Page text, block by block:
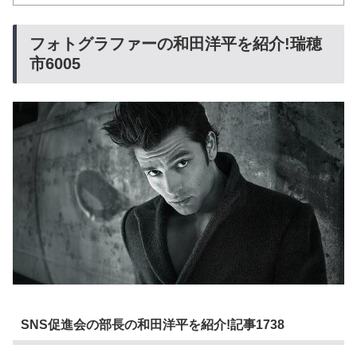
フォトグラファーの和田洋平を紹介!瑞穂
市6005
SNS促進会の部長の和田洋平を紹介!記事1738